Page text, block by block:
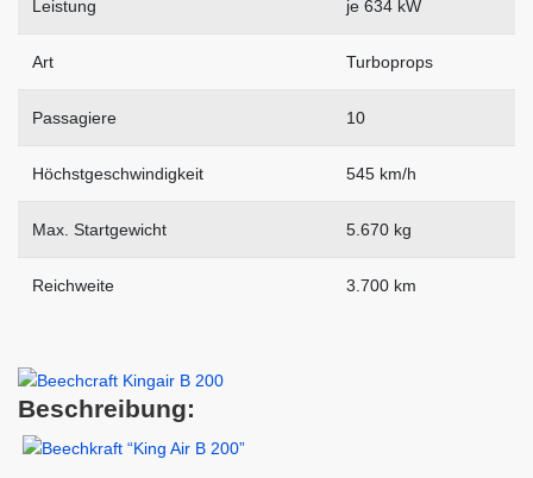
Leistung je 634 kW
Art Turboprops
Passagiere 10
Höchstgeschwindigkeit 545 km/h
Max. Startgewicht 5.670 kg
Reichweite 3.700 km
Beschreibung: